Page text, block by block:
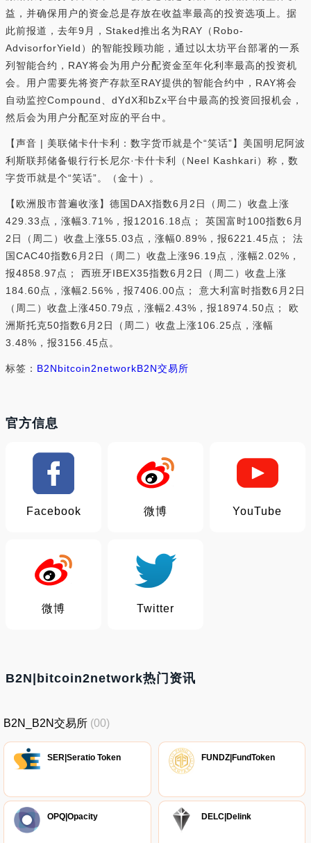
益，并确保用户的资金总是存放在收益率最高的投资选项上。据
此前报道，去年9月，Staked推出名为RAY（Robo-
AdvisorforYield）的智能投顾功能，通过以太坊平台部署的一系
列智能合约，RAY将会为用户分配资金至年化利率最高的投资机
会。用户需要先将资产存款至RAY提供的智能合约中，RAY将会
自动监控Compound、dYdX和bZx平台中最高的投资回报机会，
然后会为用户分配至对应的平台中。
【声音 | 美联储卡什卡利：数字货币就是个“笑话”】美国明尼阿波
利斯联邦储备银行行长尼尔·卡什卡利（Neel Kashkari）称，数
字货币就是个“笑话”。（金十）。
【欧洲股市普遍收涨】德国DAX指数6月2日（周二）收盘上涨
429.33点，涨幅3.71%，报12016.18点； 英国富时100指数6月
2日（周二）收盘上涨55.03点，涨幅0.89%，报6221.45点； 法
国CAC40指数6月2日（周二）收盘上涨96.19点，涨幅2.02%，
报4858.97点； 西班牙IBEX35指数6月2日（周二）收盘上涨
184.60点，涨幅2.56%，报7406.00点； 意大利富时指数6月2日
（周二）收盘上涨450.79点，涨幅2.43%，报18974.50点； 欧
洲斯托克50指数6月2日（周二）收盘上涨106.25点，涨幅
3.48%，报3156.45点。
标签： B2Nbitcoin2networkB2N交易所
官方信息
Facebook 微博 YouTube
微博 Twitter
B2N|bitcoin2network热门资讯
B2N_B2N交易所 (00)
SER|Seratio Token FUNDZ|FundToken
OPQ|Opacity DELC|Delink